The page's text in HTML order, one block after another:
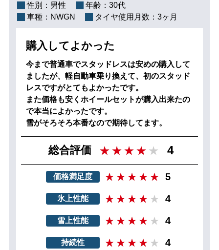
性別： 男性 年齢： 30代
車種： NWGN タイヤ使用月数： 3ヶ月
購入してよかった
今まで普通車でスタッドレスは安めの購入して
ましたが、軽自動車乗り換えて、初のスタッド
レスですがとてもよかったです。
また価格も安くホイールセットが購入出来たの
で本当によかったです。
雪がそろそろ本番なので期待してます。
総合評価 4
価格満足度 5
氷上性能 4
雪上性能 4
持続性 4